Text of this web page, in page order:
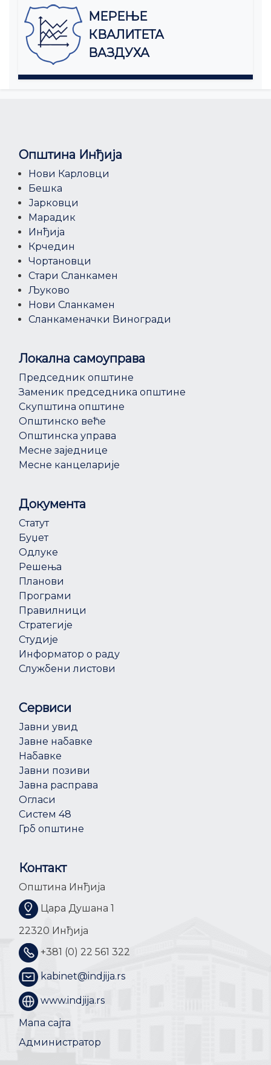
МЕРЕЊЕ
КВАЛИТЕТА
ВАЗДУХА
Општина Инђија
Нови Карловци
Бешка
Јарковци
Марадик
Инђија
Крчедин
Чортановци
Стари Сланкамен
Љуково
Нови Сланкамен
Сланкаменачки Виногради
Локална самоуправа
Председник општине
Заменик председника општине
Скупштина општине
Општинско веће
Општинска управа
Месне заједнице
Месне канцеларије
Документа
Статут
Буџет
Одлуке
Решења
Планови
Програми
Правилници
Стратегије
Студије
Информатор о раду
Службени листови
Сервиси
Јавни увид
Јавне набавке
Набавке
Јавни позиви
Јавна расправа
Огласи
Систем 48
Грб општине
Контакт
Општина Инђија
Цара Душана 1
22320 Инђија
+381 (0) 22 561 322
kabinet@indjija.rs
www.indjija.rs
Мапа сајта
Администратор